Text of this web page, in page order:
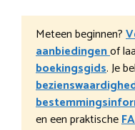
Meteen beginnen?
aanbiedingenof
boekingsgids. Je
en een praktische